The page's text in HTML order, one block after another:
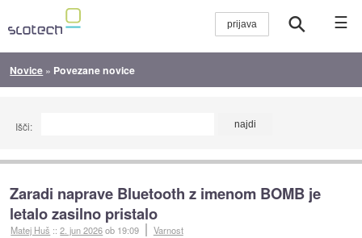
☰
Novice » Povezane novice
Išči:
Zaradi naprave Bluetooth z imenom BOMB je
letalo zasilno pristalo
Matej Huš ::2. jun 2026ob 19:09 Varnost